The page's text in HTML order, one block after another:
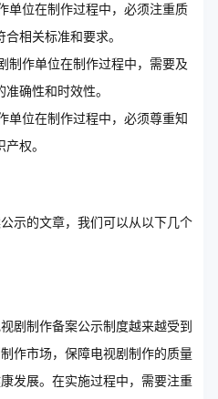
单位在制作过程中，必须注重质
相关标准和要求。
制作单位在制作过程中，需要及
确性和时效性。
单位在制作过程中，必须尊重知
权。
示的文章，我们可以从以下几个
剧制作备案公示制度越来越受到
作市场，保障电视剧制作的质量
发展。在实施过程中，需要注重